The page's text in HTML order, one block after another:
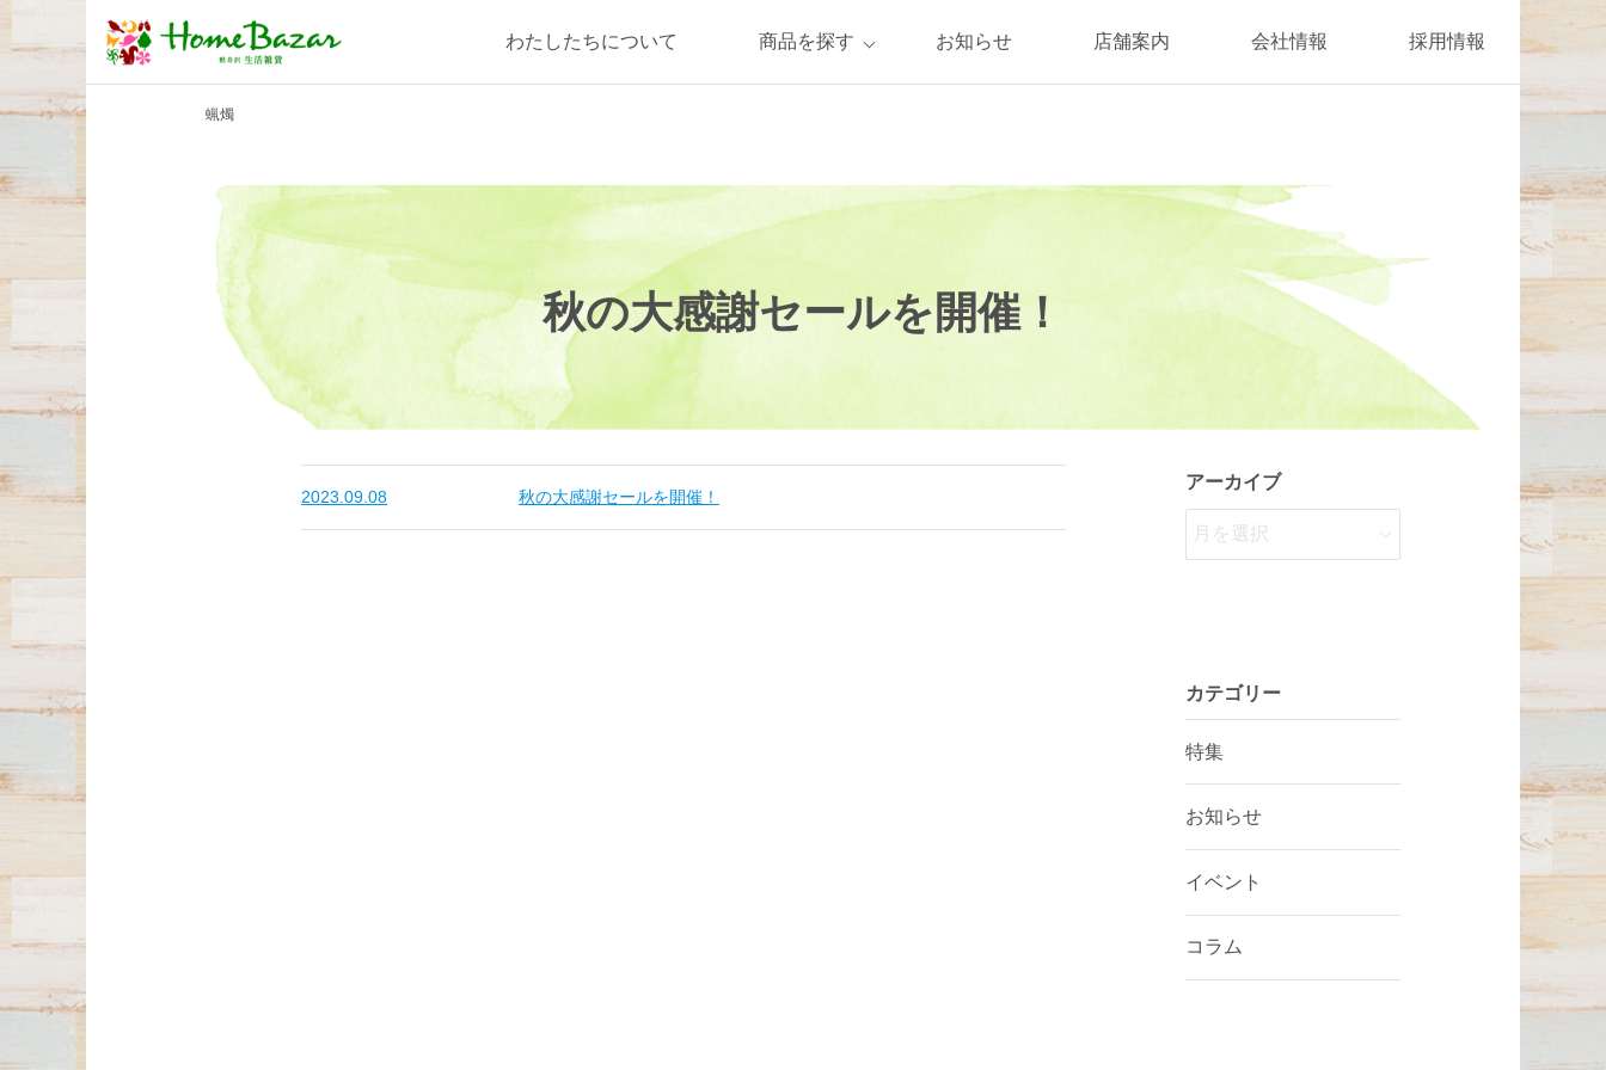
わたしたちについて 商品を探す お知らせ 店舗案内 会社情報 採用情報
蝋燭
秋の大感謝セールを開催！
2023.09.08 秋の大感謝セールを開催！
アーカイブ
カテゴリー
特集
お知らせ
イベント
コラム